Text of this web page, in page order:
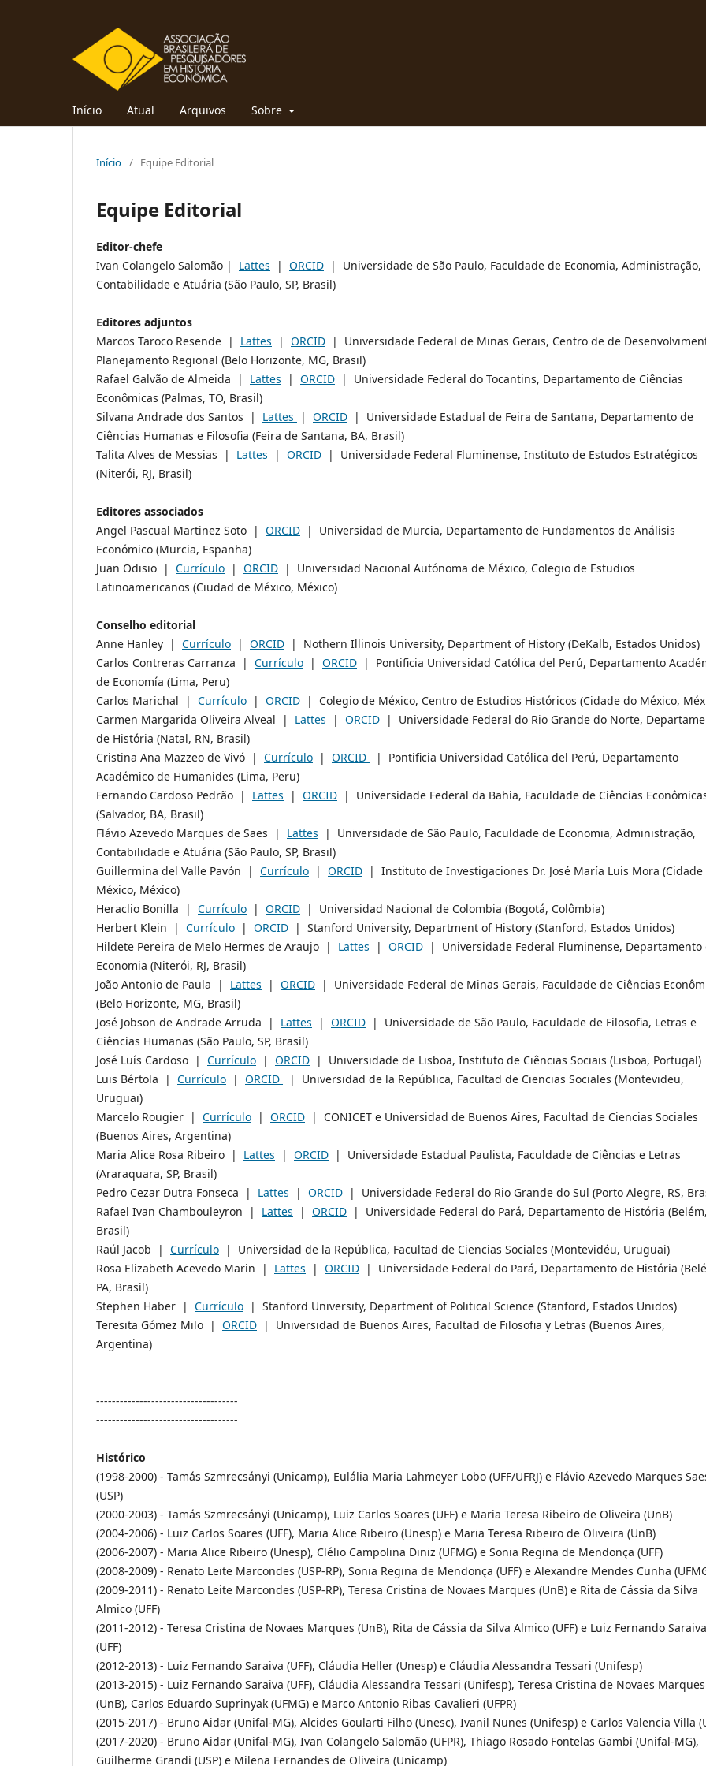
Início Atual Arquivos Sobre
Início / Equipe Editorial
Equipe Editorial
Editor-chefe
Ivan Colangelo Salomão | Lattes | ORCID | Universidade de São Paulo, Faculdade de Economia, Administração,
Contabilidade e Atuária (São Paulo, SP, Brasil)
Editores adjuntos
Marcos Taroco Resende | Lattes | ORCID | Universidade Federal de Minas Gerais, Centro de de
Planejamento Regional (Belo Horizonte, MG, Brasil)
Rafael Galvão de Almeida | Lattes | ORCID | Universidade Federal do Tocantins, Departamento de Ciências
Econômicas (Palmas, TO, Brasil)
Silvana Andrade dos Santos | Lattes | ORCID | Universidade Estadual de Feira de Santana, Departamento de
Ciências Humanas e Filosofia (Feira de Santana, BA, Brasil)
Talita Alves de Messias | Lattes | ORCID | Universidade Federal Fluminense, Instituto de Estudos Estratégicos
(Niterói, RJ, Brasil)
Editores associados
Angel Pascual Martinez Soto | ORCID | Universidad de Murcia, Departamento de Fundamentos de Análisis
Económico (Murcia, Espanha)
Juan Odisio | Currículo | ORCID | Universidad Nacional Autónoma de México, Colegio de Estudios
Latinoamericanos (Ciudad de México, México)
Conselho editorial
Anne Hanley | Currículo | ORCID | Nothern Illinois University, Department of History (DeKalb, Estados Unidos)
Carlos Contreras Carranza | Currículo | ORCID | Pontificia Universidad Católica del Perú, Departamento
de Economía (Lima, Peru)
Carlos Marichal | Currículo | ORCID | Colegio de México, Centro de Estudios Históricos (Cidade do México,
Carmen Margarida Oliveira Alveal | Lattes | ORCID | Universidade Federal do Rio Grande do Norte,
de História (Natal, RN, Brasil)
Cristina Ana Mazzeo de Vivó | Currículo | ORCID
| Pontificia Universidad Católica del Perú, Departamento
Académico de Humanides (Lima, Peru)
Fernando Cardoso Pedrão | Lattes | ORCID | Universidade Federal da Bahia, Faculdade de Ciências
(Salvador, BA, Brasil)
Flávio Azevedo Marques de Saes | Lattes | Universidade de São Paulo, Faculdade de Economia, Administração,
Contabilidade e Atuária (São Paulo, SP, Brasil)
Guillermina del Valle Pavón | Currículo | ORCID | Instituto de Investigaciones Dr. José María Luis Mora (Cidade
México, México)
Heraclio Bonilla | Currículo | ORCID | Universidad Nacional de Colombia (Bogotá, Colômbia)
Herbert Klein | Currículo | ORCID | Stanford University, Department of History (Stanford, Estados Unidos)
Hildete Pereira de Melo Hermes de Araujo | Lattes | ORCID | Universidade Federal Fluminense, Departamento
Economia (Niterói, RJ, Brasil)
João Antonio de Paula | Lattes | ORCID | Universidade Federal de Minas Gerais, Faculdade de Ciências
(Belo Horizonte, MG, Brasil)
José Jobson de Andrade Arruda | Lattes | ORCID | Universidade de São Paulo, Faculdade de Filosofia, Letras e
Ciências Humanas (São Paulo, SP, Brasil)
José Luís Cardoso | Currículo | ORCID | Universidade de Lisboa, Instituto de Ciências Sociais (Lisboa, Portugal)
Luis Bértola | Currículo | ORCID
| Universidad de la República, Facultad de Ciencias Sociales (Montevideu,
Uruguai)
Marcelo Rougier | Currículo | ORCID | CONICET e Universidad de Buenos Aires, Facultad de Ciencias Sociales
(Buenos Aires, Argentina)
Maria Alice Rosa Ribeiro | Lattes | ORCID | Universidade Estadual Paulista, Faculdade de Ciências e Letras
(Araraquara, SP, Brasil)
Pedro Cezar Dutra Fonseca | Lattes | ORCID | Universidade Federal do Rio Grande do Sul (Porto Alegre, RS,
Rafael Ivan Chambouleyron | Lattes | ORCID | Universidade Federal do Pará, Departamento de História
Brasil)
Raúl Jacob | Currículo | Universidad de la República, Facultad de Ciencias Sociales (Montevidéu, Uruguai)
Rosa Elizabeth Acevedo Marin | Lattes | ORCID | Universidade Federal do Pará, Departamento de História
PA, Brasil)
Stephen Haber | Currículo | Stanford University, Department of Political Science (Stanford, Estados Unidos)
Teresita Gómez Milo | ORCID | Universidad de Buenos Aires, Facultad de Filosofia y Letras (Buenos Aires,
Argentina)
------------------------------------
------------------------------------
Histórico
(1998-2000) - Tamás Szmrecsányi (Unicamp), Eulália Maria Lahmeyer Lobo (UFF/UFRJ) e Flávio Azevedo Marques
(USP)
(2000-2003) - Tamás Szmrecsányi (Unicamp), Luiz Carlos Soares (UFF) e Maria Teresa Ribeiro de Oliveira (UnB)
(2004-2006) - Luiz Carlos Soares (UFF), Maria Alice Ribeiro (Unesp) e Maria Teresa Ribeiro de Oliveira (UnB)
(2006-2007) - Maria Alice Ribeiro (Unesp), Clélio Campolina Diniz (UFMG) e Sonia Regina de Mendonça (UFF)
(2008-2009) - Renato Leite Marcondes (USP-RP), Sonia Regina de Mendonça (UFF) e Alexandre Mendes Cunha
(2009-2011) - Renato Leite Marcondes (USP-RP), Teresa Cristina de Novaes Marques (UnB) e Rita de Cássia da Silva
Almico (UFF)
(2011-2012) - Teresa Cristina de Novaes Marques (UnB), Rita de Cássia da Silva Almico (UFF) e Luiz Fernando Saraiva
(UFF)
(2012-2013) - Luiz Fernando Saraiva (UFF), Cláudia Heller (Unesp) e Cláudia Alessandra Tessari (Unifesp)
(2013-2015) - Luiz Fernando Saraiva (UFF), Cláudia Alessandra Tessari (Unifesp), Teresa Cristina de Novaes Marques
(UnB), Carlos Eduardo Suprinyak (UFMG) e Marco Antonio Ribas Cavalieri (UFPR)
(2015-2017) - Bruno Aidar (Unifal-MG), Alcides Goularti Filho (Unesc), Ivanil Nunes (Unifesp) e Carlos Valencia Villa
(2017-2020) - Bruno Aidar (Unifal-MG), Ivan Colangelo Salomão (UFPR), Thiago Rosado Fontelas Gambi (Unifal-MG),
Guilherme Grandi (USP) e Milena Fernandes de Oliveira (Unicamp)